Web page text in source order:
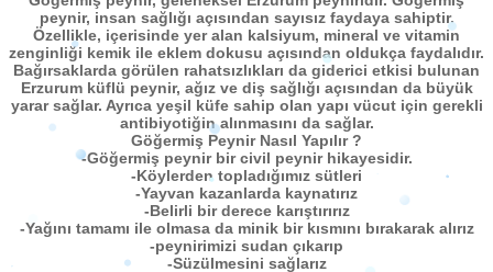
peynir, insan sağlığı açısından sayısız faydaya sahiptir.
Özellikle, içerisinde yer alan kalsiyum, mineral ve vitamin
zenginliği kemik ile eklem dokusu açısından oldukça faydalıdır.
Bağırsaklarda görülen rahatsızlıkları da giderici etkisi bulunan
Erzurum küflü peynir, ağız ve diş sağlığı açısından da büyük
yarar sağlar. Ayrıca yeşil küfe sahip olan yapı vücut için gerekli
antibiyotiğin alınmasını da sağlar.
Göğermiş Peynir Nasıl Yapılır ?
-Göğermiş peynir bir civil peynir hikayesidir.
-Köylerden topladığımız sütleri
-Yayvan kazanlarda kaynatırız
-Belirli bir derece karıştırırız
-Yağını tamamı ile olmasa da minik bir kısmını bırakarak alırız
-peynirimizi sudan çıkarıp
-Süzülmesini sağlarız